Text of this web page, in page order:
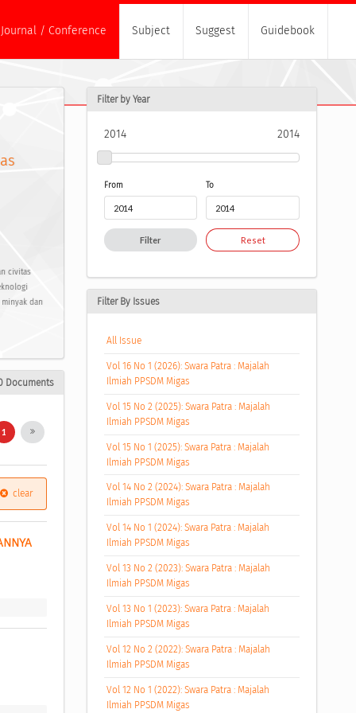
Journal / Conference Subject Suggest Guidebook
civitas
dan
Documents
1
clear
Filter by Year
2014 2014
From To
Filter Reset
Filter By Issues
All Issue
Vol 16 No 1 (2026): Swara Patra : Majalah
Ilmiah PPSDM Migas
Vol 15 No 2 (2025): Swara Patra : Majalah
Ilmiah PPSDM Migas
Vol 15 No 1 (2025): Swara Patra : Majalah
Ilmiah PPSDM Migas
Vol 14 No 2 (2024): Swara Patra : Majalah
Ilmiah PPSDM Migas
Vol 14 No 1 (2024): Swara Patra : Majalah
Ilmiah PPSDM Migas
Vol 13 No 2 (2023): Swara Patra : Majalah
Ilmiah PPSDM Migas
Vol 13 No 1 (2023): Swara Patra : Majalah
Ilmiah PPSDM Migas
Vol 12 No 2 (2022): Swara Patra : Majalah
Ilmiah PPSDM Migas
Vol 12 No 1 (2022): Swara Patra : Majalah
Ilmiah PPSDM Migas